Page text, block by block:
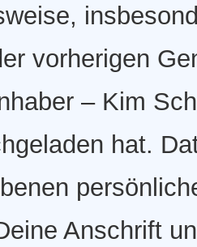
vorherigen
– Kim
hat.
Anschrift